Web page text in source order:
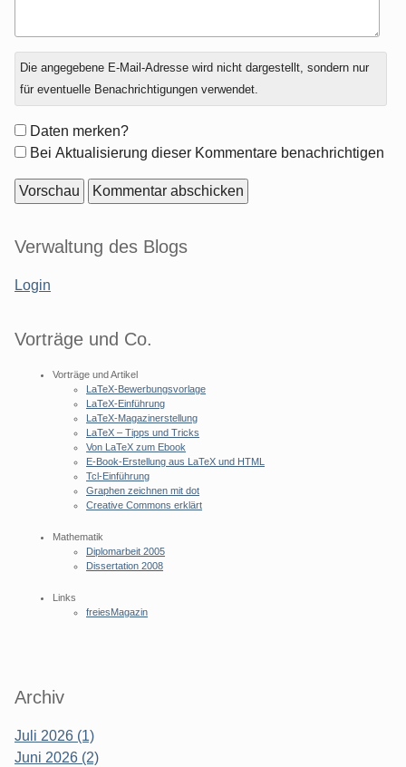
Antwort
zu
Die angegebene E-Mail-Adresse wird nicht dargestellt, sondern nur
für eventuelle Benachrichtigungen verwendet.
Formular-
Optionen
Daten merken?
Bei Aktualisierung dieser Kommentare benachrichtigen
Seitenleiste
Verwaltung des Blogs
Login
Vorträge und Co.
Vorträge und Artikel
LaTeX-Bewerbungsvorlage
LaTeX-Einführung
LaTeX-Magazinerstellung
LaTeX – Tipps und Tricks
Von LaTeX zum Ebook
E-Book-Erstellung aus LaTeX und HTML
Tcl-Einführung
Graphen zeichnen mit dot
Creative Commons erklärt
Mathematik
Diplomarbeit 2005
Dissertation 2008
Links
freiesMagazin
Archiv
Juli 2026 (1)
Juni 2026 (2)